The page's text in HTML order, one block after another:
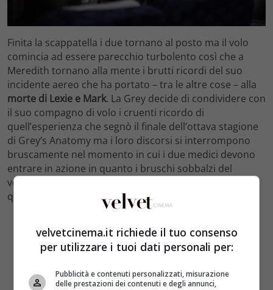
Finita la scappatella i due tornano al posto ma il volo
comincia ad essere parecchio turbolento così che a
Meredith tornano alla mente i brutti ricordi del suo
incidente aereo che ha portato – tra le altre cose – alla
morte di Lexie e Mark. La Grey decide di condividere con
il suo compagno di volo i cruenti ricordo di
quell’esperienza che segnò il finale dell’ottava stagione
di Grey’s Anatomy ma i loro discorsi si interrompono
bruscamente nel momento in cui i due medici devono
entrare in azione in quanto i bruschi sobbalzi del
velivolo hanno ferito molti dei passeggeri, alcuni dei
quali sembrano particolarmente gravi.
velvetcinema.it richiede il tuo consenso
per utilizzare i tuoi dati personali per:
Pubblicità e contenuti personalizzati, misurazione
delle prestazioni dei contenuti e degli annunci,